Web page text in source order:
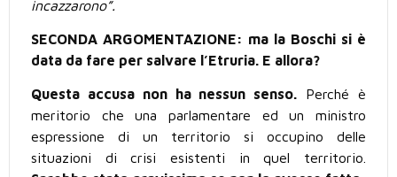
incazzarono”.
SECONDA ARGOMENTAZIONE: ma la Boschi si è
data da fare per salvare l’Etruria. E allora?
Questa accusa non ha nessun senso. Perché è
meritorio che una parlamentare ed un ministro
espressione di un territorio si occupino delle
situazioni di crisi esistenti in quel territorio.